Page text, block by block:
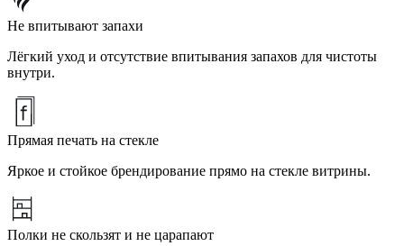
Не впитывают запахи
Лёгкий уход и отсутствие впитывания запахов для чистоты
внутри.
Прямая печать на стекле
Яркое и стойкое брендирование прямо на стекле витрины.
Полки не скользят и не царапают